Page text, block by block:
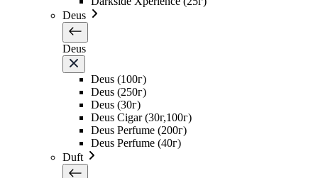
Deus
Deus
Deus (100г)
Deus (250г)
Deus (30г)
Deus Cigar (30г,100г)
Deus Perfume (200г)
Deus Perfume (40г)
Duft